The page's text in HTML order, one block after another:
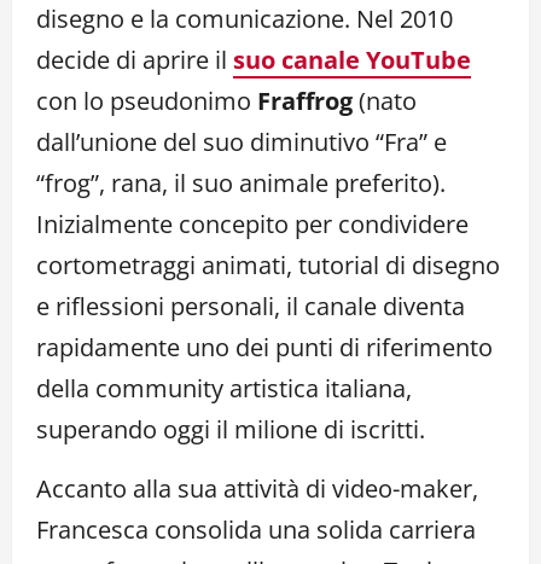
disegno e la comunicazione. Nel 2010
decide di aprire il suo canale YouTube
con lo pseudonimo Fraffrog(nato
dall’unione del suo diminutivo “Fra” e
“frog”, rana, il suo animale preferito).
Inizialmente concepito per condividere
cortometraggi animati, tutorial di disegno
e riflessioni personali, il canale diventa
rapidamente uno dei punti di riferimento
della community artistica italiana,
superando oggi il milione di iscritti.
Accanto alla sua attività di video-maker,
Francesca consolida una solida carriera